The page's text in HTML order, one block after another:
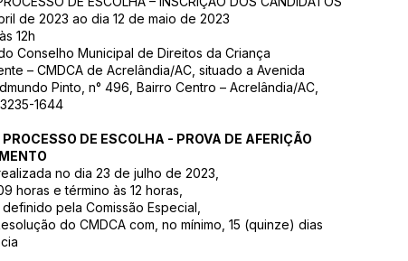
de 2023 ao dia 12 de maio de 2023
12h
Conselho Municipal de Direitos da Criança
– CMDCA de Acrelândia/AC, situado a Avenida
Pinto, n° 496, Bairro Centro – Acrelândia/AC,
1644
DE ESCOLHA - PROVA DE AFERIÇÃO
no dia 23 de julho de 2023,
horas e término às 12 horas,
pela Comissão Especial,
do CMDCA com, no mínimo, 15 (quinze) dias